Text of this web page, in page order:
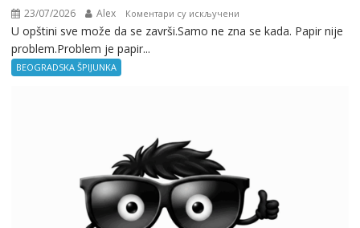
23/07/2026 Alex Коментари су искључени
Beogradska
U opštini sve može da se završi.Samo ne zna se kada. Papir nije
problem.Problem je papir...
BEOGRADSKA ŠPIJUNKA